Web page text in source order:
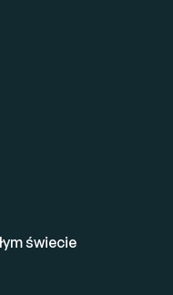
świecie